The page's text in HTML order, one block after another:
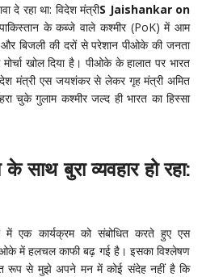
दे रहा था: विदेश मंत्रीS Jaishankar on
के कब्जे वाले कश्मीर (PoK) में आम
बिजली की दरों से परेशान पीओके की जनता
खोल दिया है। पीओके के हालात पर भारत
मंत्री एस जयशंकर से लेकर गृह मंत्री अमित
चुके गुलाम कश्मीर जल्द ही भारत का हिस्सा
बुरा व्यवहार हो रहा:
में एक कार्यक्रम को संबोधित करते हुए एस
में हलचल काफी बढ़ गई है। इसका विश्लेषण
रूप से मुझे अपने मन में कोई संदेह नहीं है कि